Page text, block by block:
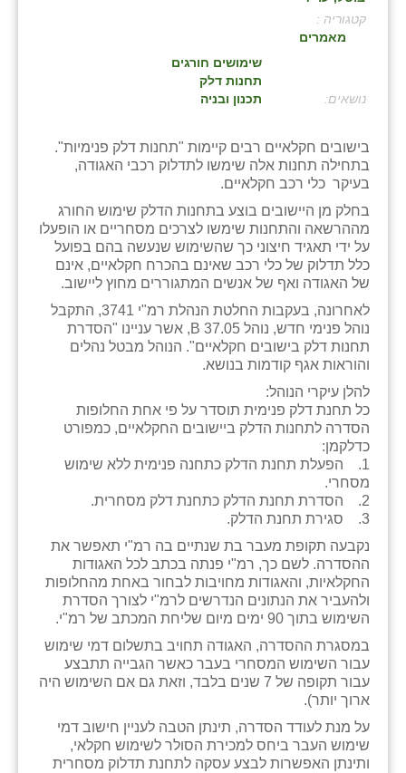
קטגוריה :
מאמרים
:
שימושים חורגים
תחנות דלק
תכנון ובניה
בישובים חקלאיים רבים קיימות "תחנות דלק פנימיות".
בתחילה תחנות אלה שימשו לתדלוק רכבי האגודה,
בעיקר כלי רכב חקלאיים.
בחלק מן היישובים בוצע בתחנות הדלק שימוש החורג
מההרשאה והתחנות שימשו לצרכים מסחריים או הופעלו
על ידי תאגיד חיצוני כך שהשימוש שנעשה בהם בפועל
כלל תדלוק של כלי רכב שאינם בהכרח חקלאיים, אינם
של האגודה ואף של אנשים המתגוררים מחוץ ליישוב.
לאחרונה, בעקבות החלטת הנהלת רמ"י 3741, התקבל
נוהל פנימי חדש, נוהל B 37.05, אשר עניינו "הסדרת
תחנות דלק בישובים חקלאיים". הנוהל מבטל נהלים
והוראות אגף קודמות בנושא.
להלן עיקרי הנוהל:
כל תחנת דלק פנימית תוסדר על פי אחת החלופות
הסדרה לתחנות הדלק ביישובים החקלאיים, כמפורט
כדלקמן:
1. הפעלת תחנת הדלק כתחנה פנימית ללא שימוש
מסחרי.
2. הסדרת תחנת הדלק כתחנת דלק מסחרית.
3. סגירת תחנת הדלק.
נקבעה תקופת מעבר בת שנתיים בה רמ"י תאפשר את
ההסדרה. לשם כך, רמ"י פנתה בכתב לכל האגודות
החקלאיות, והאגודות מחויבות לבחור באחת מהחלופות
ולהעביר את הנתונים הנדרשים לרמ"י לצורך הסדרת
השימוש בתוך 90 ימים מיום שליחת המכתב של רמ"י.
במסגרת ההסדרה, האגודה תחויב בתשלום דמי שימוש
עבור השימוש המסחרי בעבר כאשר הגבייה תתבצע
עבור תקופה של 7 שנים בלבד, וזאת גם אם השימוש היה
ארוך יותר).
על מנת לעודד הסדרה, תינתן הטבה לעניין חישוב דמי
שימוש העבר ביחס למכירת הסולר לשימוש חקלאי,
ותינתן האפשרות לבצע עסקה לתחנת תדלוק מסחרית
בני ציון
בקעות
גן הדרום
גן השומרון
גני עם
גני יהודה
גנות
ורד יריחו
דקל
זוהר
הדר עם
חבצלת השרון
חרב לאת
יבול (מורג)
יקנעם
כליל
יד השמונה
כפר אביב